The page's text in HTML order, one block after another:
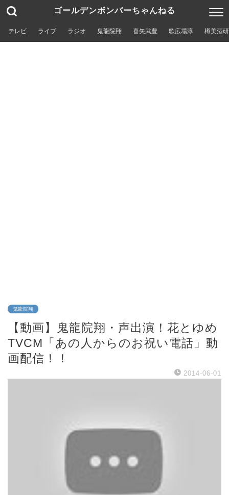
ゴールデンボンバーちゃんねる
テレビ ライブ ラジオ 鬼龍院翔 喜矢武豊 歌広場淳 樽美酒
鬼龍院翔
【動画】鬼龍院翔・声出演！花とゆめ
TVCM「あの人からのお祝い電話」動
画配信！！
2014-06-01